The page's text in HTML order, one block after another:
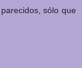
sólo que